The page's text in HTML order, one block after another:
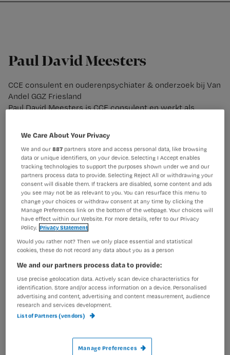
Nursing
Paul David Meesters
CCE consulent en ouderenpsychiater & onderzoek bij Van
Andel GGZ Friesland
Paul David Meesters is CCE consulent en werkt als
Friesland. Hij ziet oudere patiënten met allerlei
psychiatrische aandoeningen en werkt daarbij nauw
samen met psychiatrisch verpleegkundigen en
psychologen. Zijn speciale belangstelling gaat uit naar
ouderen die langdurig met een psychose (zoals
schizofrenie) leven.
We Care About Your Privacy
We and our887 partners store and access personal data, like browsing
data or unique identifiers, on your device. Selecting I Accept enables
tracking technologies to support the purposes shown under we and our
partners process data to provide. Selecting Reject All or withdrawing your
consent will disable them. If trackers are disabled, some content and ads
you see may not be as relevant to you. You can resurface this menu to
change your choices or withdraw consent at any time by clicking the
Manage Preferences link on the bottom of the webpage. Your choices will
have effect within our Website. For more details, refer to our Privacy
Policy. Privacy Statement
Would you rather not? Then we only place essential and statistical
cookies, these do not record any data about you as a person
We and our partners process data to provide:
Use precise geolocation data. Actively scan device characteristics for
identification. Store and/or access information on a device. Personalised
advertising and content, advertising and content measurement, audience
research and services development.
List of Partners (vendors)
Manage Preferences